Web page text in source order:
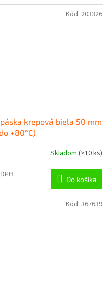
krepová biela 50 mm
+80°C)
Skladom (>10 ks)
Do košíka
Kód: 203326
Kód: 367639